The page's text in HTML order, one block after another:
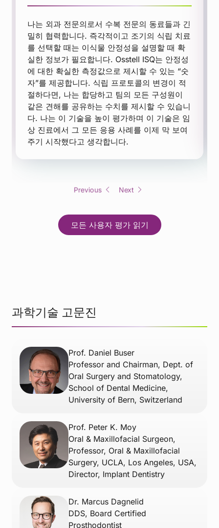
나는 외과 전문의로서 수복 전문의 동료들과 긴
밀히 협력합니다. 즉각적이고 조기의 식립 치료
를 선택할 때는 이식물 안정성을 설명할 때 확
실한 정보가 필요합니다. Osstell ISQ는 안정성
에 대한 확실한 측정값으로 제시할 수 있는 “숫
자”를 제공합니다. 식립 프로토콜의 변경이 적
절하다면, 나는 합당하고 팀의 모든 구성원이
같은 견해를 공유하는 수치를 제시할 수 있습니
다. 나는 이 기술을 높이 평가하며 이 기술은 임
상 진료에서 그 모든 응용 사례를 이제 막 보여
주기 시작했다고 생각합니다.
Previous Next
모든 사용자 평가 읽기
과학기술 고문진
Prof. Daniel Buser
Professor and Chairman, Dept. of
Oral Surgery and Stomatology,
School of Dental Medicine,
University of Bern, Switzerland
Prof. Peter K. Moy
Oral & Maxillofacial Surgeon,
Professor, Oral & Maxillofacial
Surgery, UCLA, Los Angeles, USA,
Director, Implant Dentistry
Dr. Marcus Dagnelid
DDS, Board Certified
Prosthodontist